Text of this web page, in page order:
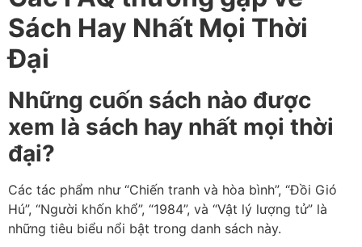
Sách Hay Nhất Mọi Thời
Đại
Những cuốn sách nào được
xem là sách hay nhất mọi thời
đại?
Các tác phẩm như “Chiến tranh và hòa bình”, “Đồi Gió
Hú”, “Người khốn khổ”, “1984”, và “Vật lý lượng tử” là
những tiêu biểu nổi bật trong danh sách này.